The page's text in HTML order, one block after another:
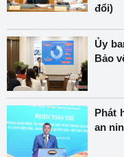
đổi)
Ủy
Bảo
Phát
an